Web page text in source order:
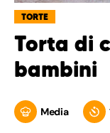
TORTE
Torta di
bambini
Media